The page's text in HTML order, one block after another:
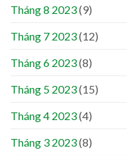
Tháng 8 2023(9)
Tháng 7 2023(12)
Tháng 6 2023(8)
Tháng 5 2023(15)
Tháng 4 2023(4)
Tháng 3 2023(8)